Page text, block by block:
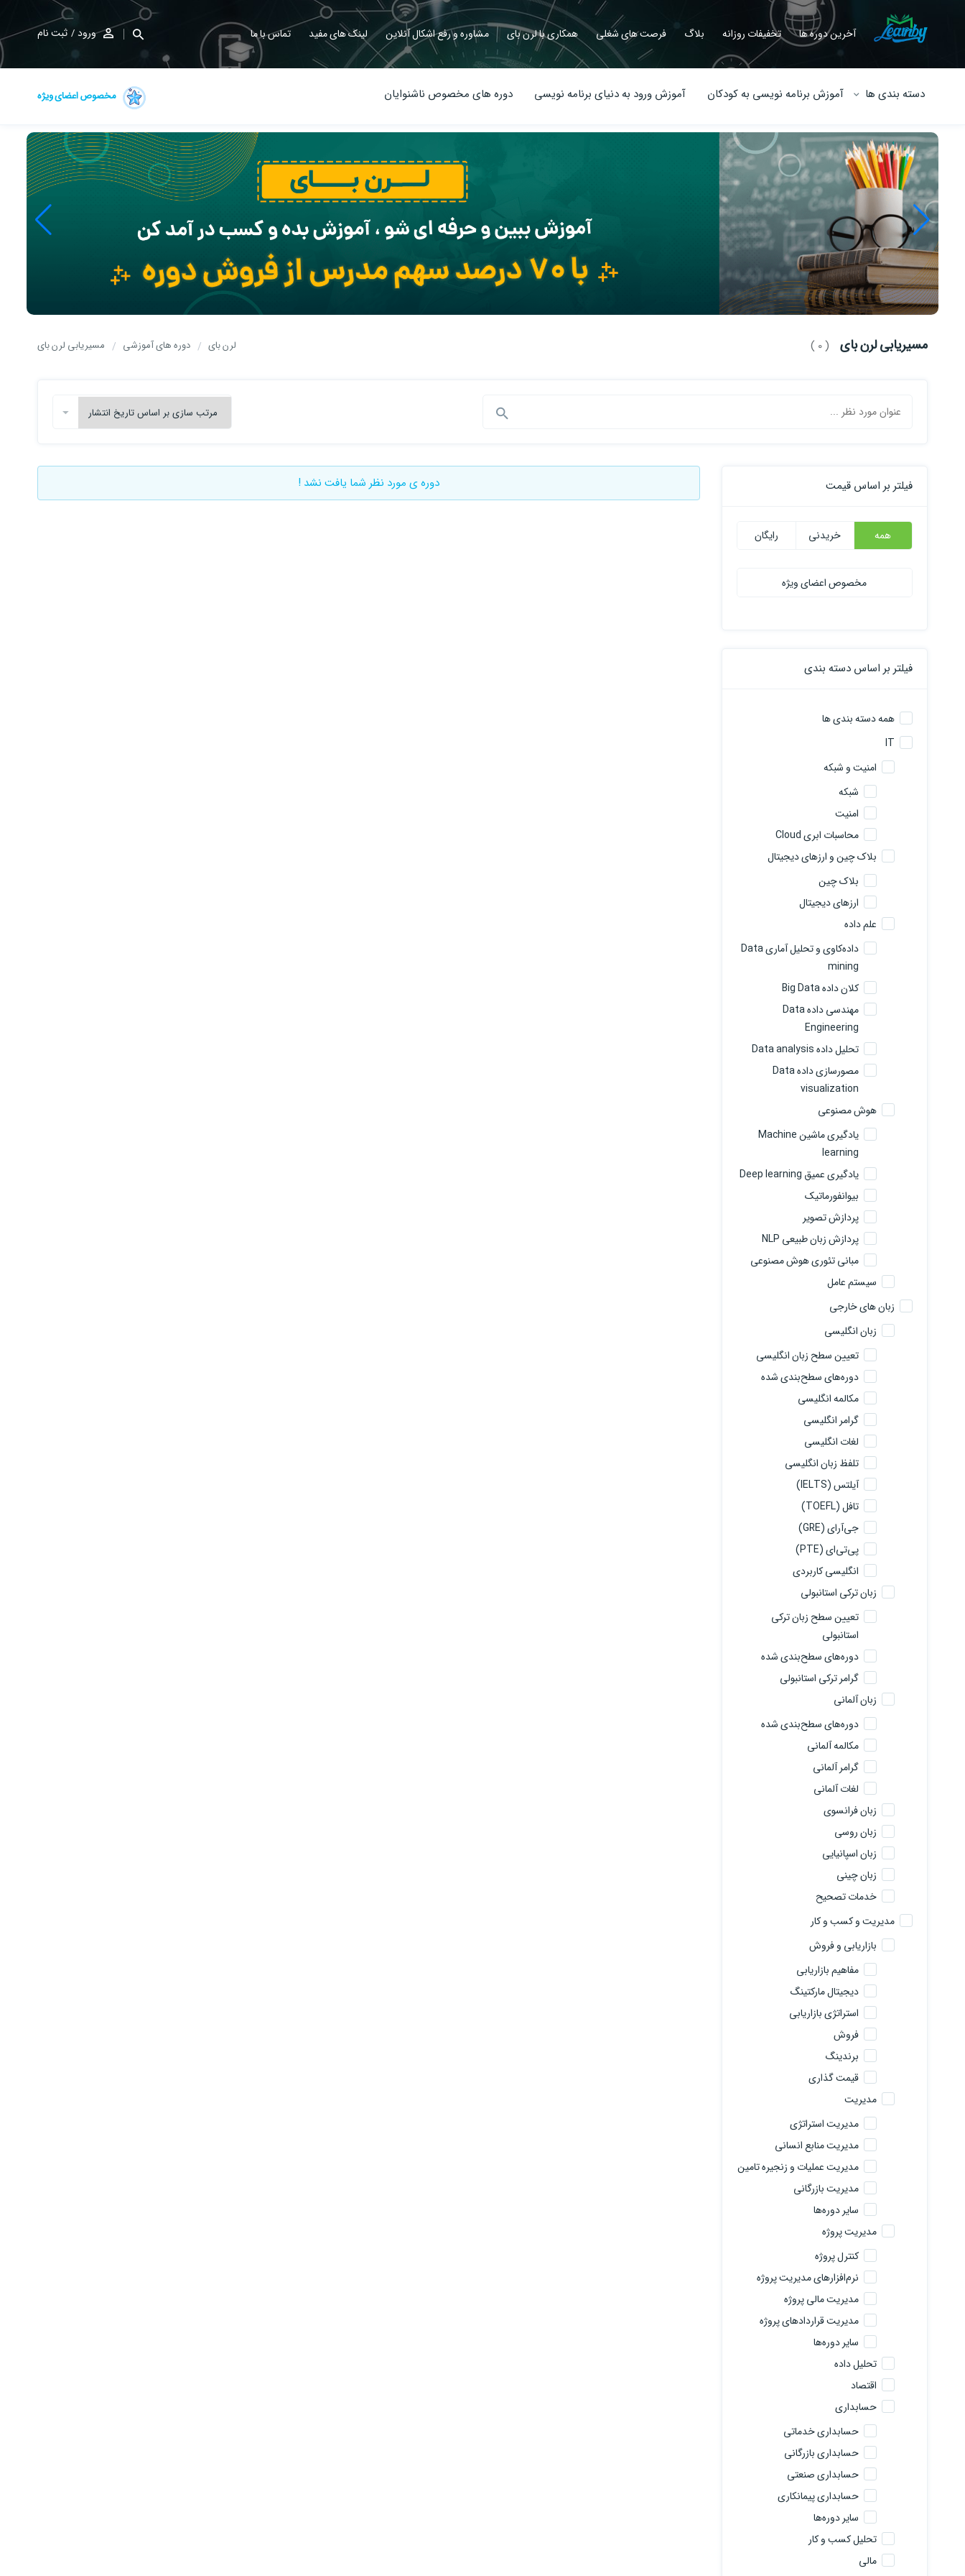
آخرین دوره ها تخفیفات روزانه بلاگ فرصت های شغلی همکاری با لرن بای مشاوره و رفع اشکال آنلاین لینک های مفید تماس با ما ورود ثبت نام
دسته بندی ها آموزش برنامه نویسی به کودکان آموزش ورود به دنیای برنامه نویسی دوره های مخصوص ناشنوایان مخصوص اعضای ویژه
لرن بای دوره های آموزشی مسیریابی لرن بای مسیریابی لرن بای ( 0 )
فیلتر بر اساس قیمت
همه خریدنی رایگان
مخصوص اعضای ویژه
فیلتر بر اساس دسته بندی
همه دسته بندی ها
IT
امنیت و شبکه
شبکه
امنیت
محاسبات ابری Cloud
بلاک چین و ارزهای دیجیتال
بلاک چین
ارزهای دیجیتال
علم داده
داده‌کاوی و تحلیل آماری Data
mining
کلان داده Big Data
مهندسی داده Data
Engineering
تحلیل داده Data analysis
مصورسازی داده Data
visualization
هوش مصنوعی
یادگیری ماشین Machine
learning
یادگیری عمیق Deep learning
بیوانفورماتیک
پردازش تصویر
پردازش زبان طبیعی NLP
مبانی تئوری هوش مصنوعی
سیستم عامل
زبان های خارجی
زبان انگلیسی
تعیین سطح زبان انگلیسی
دوره‌های سطح‌بندی شده
مکالمه انگلیسی
گرامر انگلیسی
لغات انگلیسی
تلفظ زبان انگلیسی
آیلتس (IELTS)
تافل (TOEFL)
جی‌آرای (GRE)
پی‌تی‌ای (PTE)
انگلیسی کاربردی
زبان ترکی استانبولی
تعیین سطح زبان ترکی
استانبولی
دوره‌های سطح‌بندی شده
گرامر ترکی استانبولی
زبان آلمانی
دوره‌های سطح‌بندی شده
مکالمه آلمانی
گرامر آلمانی
لغات آلمانی
زبان فرانسوی
زبان روسی
زبان اسپانیایی
زبان چینی
خدمات تصحیح
مدیریت و کسب و کار
بازاریابی و فروش
مفاهیم بازاریابی
دیجیتال مارکتینگ
استراتژی بازاریابی
فروش
برندینگ
قیمت گذاری
مدیریت
مدیریت استراتژی
مدیریت منابع انسانی
مدیریت عملیات و زنجیره تامین
مدیریت بازرگانی
سایر دوره‌ها
مدیریت پروژه
کنترل پروژه
نرم‌افزارهای مدیریت پروژه
مدیریت مالی پروژه
مدیریت قراردادهای پروژه
سایر دوره‌ها
تحلیل داده
اقتصاد
حسابداری
حسابداری خدماتی
حسابداری بازرگانی
حسابداری صنعتی
حسابداری پیمانکاری
سایر دوره‌ها
تحلیل کسب و کار
مالی
دوره ی مورد نظر شما یافت نشد !